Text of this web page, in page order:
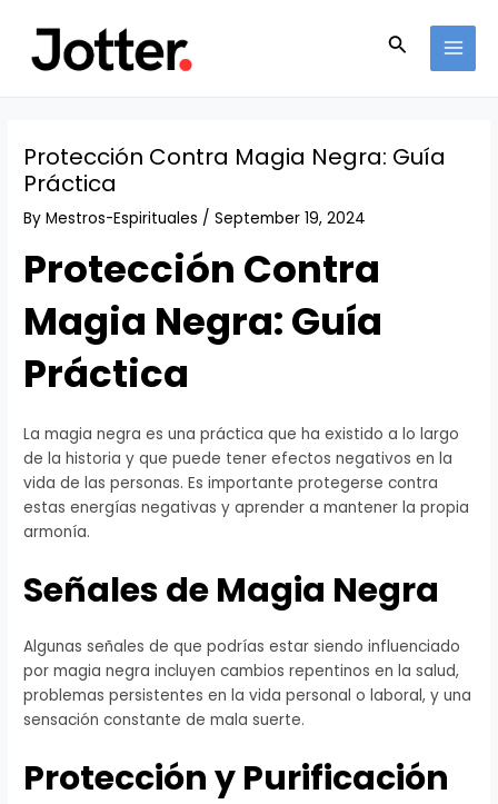
content
Search
Protección Contra Magia Negra: Guía
Práctica
ByMestros-Espirituales /September 19, 2024
Protección Contra
Magia Negra: Guía
Práctica
La magia negra es una práctica que ha existido a lo largo
de la historia y que puede tener efectos negativos en la
vida de las personas. Es importante protegerse contra
estas energías negativas y aprender a mantener la propia
armonía.
Señales de Magia Negra
Algunas señales de que podrías estar siendo influenciado
por magia negra incluyen cambios repentinos en la salud,
problemas persistentes en la vida personal o laboral, y una
sensación constante de mala suerte.
Protección y Purificación
navigation